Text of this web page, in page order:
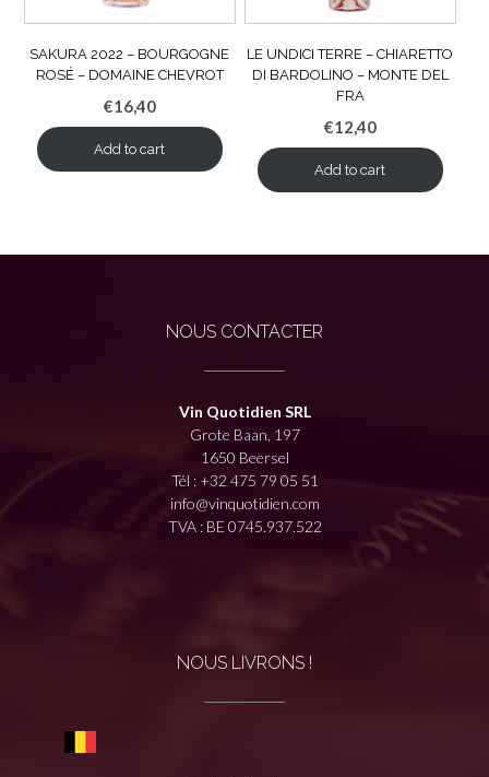
SAKURA 2022 – BOURGOGNE
ROSÉ – DOMAINE CHEVROT
€16,40
Add to cart
LE UNDICI TERRE – CHIARETTO
DI BARDOLINO – MONTE DEL
FRA
€12,40
Add to cart
NOUS CONTACTER
Vin Quotidien SRL
Grote Baan, 197
1650 Beersel
Tél : +32 475 79 05 51
info@vinquotidien.com
TVA : BE 0745.937.522
NOUS LIVRONS !